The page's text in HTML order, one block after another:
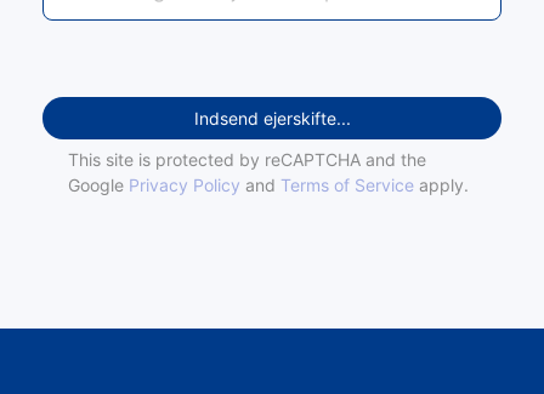
Indsend ejerskifte...
This site is protected by reCAPTCHA and the
Google Privacy Policy and Terms of Service apply.